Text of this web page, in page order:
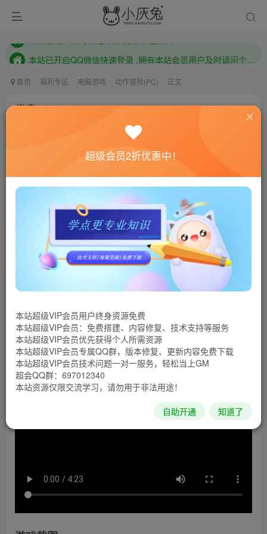
本站已开启QQ微信快速登录 ,拥有本站会员用户及时请问个人中心绑定！
首页 福利专区 电脑游戏 动作冒险(PC) 正文
拳皇15/THE KING OF FIGHTERS XV
联网教程： 内附教程
单机教程： 内附教程
不懂的话联系客服！！！
本站的资源转载自国内外各大媒体和网络，仅供试玩体
验。如果您喜欢该游戏内容，请支持正版 →→→正版购买
游戏介绍
《拳皇15》是由SNK CORPORATION制作并发行的一
众玩家的追捧，时隔六年，最新一作《拳皇15》问世，又会
掀起什么样的格斗狂潮呢。
游戏视频
超级会员2折优惠中！
本站超级VIP会员用户终身资源免费
本站超级VIP会员：免费搭建、内容修复、技术支持等服务
本站超级VIP会员优先获得个人所需资源
本站超级VIP会员专属QQ群，版本修复、更新内容免费下载
本站超级VIP会员技术问题一对一服务，轻松当上GM
超会QQ群：697012340
本站资源仅限交流学习，请勿用于非法用途！
自助开通 知道了